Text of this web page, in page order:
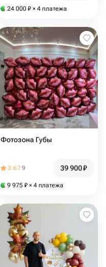
24 000 ₽ × 4 платежа
Фотозона Губы
3.679 39 900₽
9 975 ₽ × 4 платежа